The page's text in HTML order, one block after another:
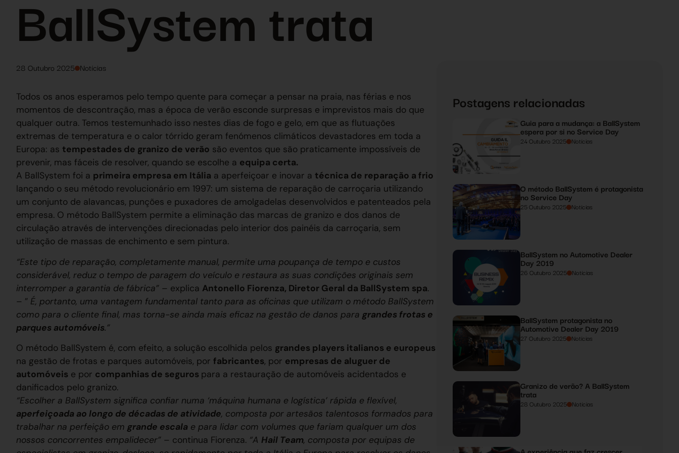
BallSystem trata
28 Outubro 2025 Notícias
Todos os anos esperamos pelo tempo quente para começar a pensar na praia, nas férias e nos
momentos de descontração, mas a época de verão esconde surpresas e imprevistos mais do que
qualquer outra. Temos testemunhado isso nestes dias de fogo e gelo, em que as flutuações
extremas de temperatura e o calor tórrido geram fenómenos climáticos devastadores em toda a
Europa: as tempestades de granizo de verão são eventos que são praticamente impossíveis de
prevenir, mas fáceis de resolver, quando se escolhe a equipa certa.
A BallSystem foi a primeira empresa em Itália a aperfeiçoar e inovar a técnica de reparação a frio
lançando o seu método revolucionário em 1997: um sistema de reparação de carroçaria utilizando
um conjunto de alavancas, punções e puxadores de amolgadelas desenvolvidos e patenteados pela
empresa. O método BallSystem permite a eliminação das marcas de granizo e dos danos de
circulação através de intervenções direcionadas pelo interior dos painéis da carroçaria, sem
utilização de massas de enchimento e sem pintura.
“Este tipo de reparação, completamente manual, permite uma poupança de tempo e custos
considerável, reduz o tempo de paragem do veículo e restaura as suas condições originais sem
interromper a garantia de fábrica” – explica Antonello Fiorenza, Diretor Geral da BallSystem spa.
– ” É, portanto, uma vantagem fundamental tanto para as oficinas que utilizam o método BallSystem
como para o cliente final, mas torna-se ainda mais eficaz na gestão de danos para grandes frotas e
parques automóveis.”
O método BallSystem é, com efeito, a solução escolhida pelos grandes players italianos e europeus
na gestão de frotas e parques automóveis, por fabricantes, por empresas de aluguer de
automóveis e por companhias de seguros para a restauração de automóveis acidentados e
danificados pelo granizo.
“Escolher a BallSystem significa confiar numa ‘máquina humana e logística’ rápida e flexível,
aperfeiçoada ao longo de décadas de atividade, composta por artesãos talentosos formados para
trabalhar na perfeição em grande escala e para lidar com volumes que fariam qualquer um dos
nossos concorrentes empalidecer” – continua Fiorenza. “A Hail Team, composta por equipas de
Postagens relacionadas
Guia para a mudança: a BallSystem
espera por si no Service Day
24 Outubro 2025 Notícias
O método BallSystem é protagonista
no Service Day
25 Outubro 2025 Notícias
BallSystem no Automotive Dealer
Day 2019
26 Outubro 2025 Notícias
BallSystem protagonista no
Automotive Dealer Day 2019
27 Outubro 2025 Notícias
Granizo de verão? A BallSystem
trata
28 Outubro 2025 Notícias